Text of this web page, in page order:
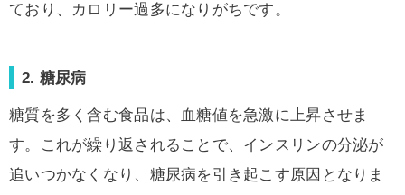
ており、カロリー過多になりがちです。
2. 糖尿病
糖質を多く含む食品は、血糖値を急激に上昇させま
す。これが繰り返されることで、インスリンの分泌が
追いつかなくなり、糖尿病を引き起こす原因となりま